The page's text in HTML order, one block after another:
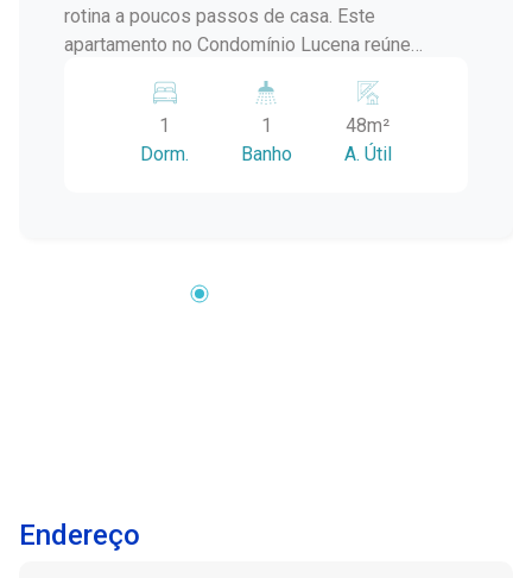
rotina a poucos passos de casa. Este
apartamento no Condomínio Lucena reúne
estratégica, sendo uma excelente opção para
estudantes, aposentados ou para quem busca
morar próximo aos principais serviços e
caminhadas e momentos de lazer. Além disso,
natural e a praticidade de poder ser negociado
mobiliado ou sem mobília, conforme a
1
Dorm.
1
Banho
48m²
A. Útil
Endereço